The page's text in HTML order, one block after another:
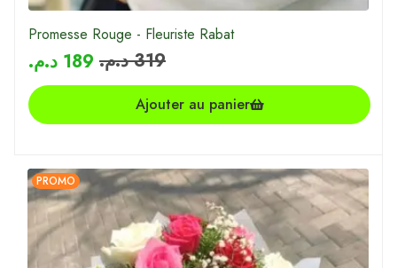
Promesse Rouge - Fleuriste Rabat
319 د.م. 189 د.م.
Ajouter au panier
PROMO